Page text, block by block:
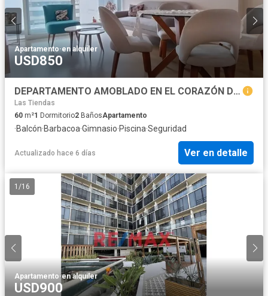
Apartamento·en alquiler
USD850
DEPARTAMENTO AMOBLADO EN EL CORAZÓN DE MIRAFLORES
Las Tiendas
60 m²1 Dormitorio2 BañosApartamento
·Balcón·Barbacoa·Gimnasio·Piscina·Seguridad
Actualizado hace 6 días Ver en detalle
1 /16
Apartamento·en alquiler
USD900